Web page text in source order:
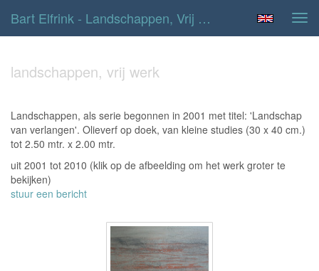
Bart Elfrink - Landschappen, Vrij Werk
landschappen, vrij werk
Landschappen, als serie begonnen in 2001 met titel: 'Landschap
van verlangen'. Olieverf op doek, van kleine studies (30 x 40 cm.)
tot 2.50 mtr. x 2.00 mtr.
uit 2001 tot 2010 (klik op de afbeelding om het werk groter te
bekijken)
stuur een bericht